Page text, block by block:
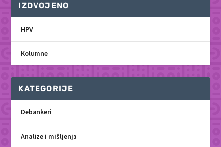
IZDVOJENO
HPV
Kolumne
KATEGORIJE
Debankeri
Analize i mišljenja